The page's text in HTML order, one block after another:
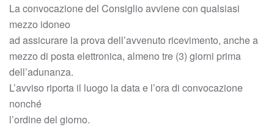
La convocazione del Consiglio avviene con qualsiasi
mezzo idoneo
ad assicurare la prova dell’avvenuto ricevimento, anche a
mezzo di posta elettronica, almeno tre (3) giorni prima
dell’adunanza.
L’avviso riporta il luogo la data e l’ora di convocazione
nonché
l’ordine del giorno.